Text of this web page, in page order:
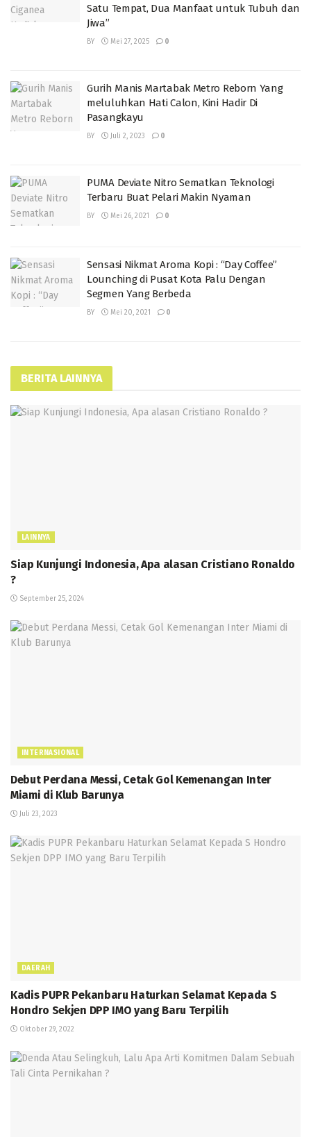
Satu Tempat, Dua Manfaat untuk Tubuh dan
Jiwa”
BY Mei 27, 2025 0
Gurih Manis Martabak Metro Reborn Yang
meluluhkan Hati Calon, Kini Hadir Di
Pasangkayu
BY Juli 2, 2023 0
PUMA Deviate Nitro Sematkan Teknologi
Terbaru Buat Pelari Makin Nyaman
BY Mei 26, 2021 0
Sensasi Nikmat Aroma Kopi : “Day Coffee”
Lounching di Pusat Kota Palu Dengan
Segmen Yang Berbeda
BY Mei 20, 2021 0
BERITA LAINNYA
LAINNYA
Siap Kunjungi Indonesia, Apa alasan Cristiano Ronaldo
?
September 25, 2024
INTERNASIONAL
Debut Perdana Messi, Cetak Gol Kemenangan Inter
Miami di Klub Barunya
Juli 23, 2023
DAERAH
Kadis PUPR Pekanbaru Haturkan Selamat Kepada S
Hondro Sekjen DPP IMO yang Baru Terpilih
Oktober 29, 2022